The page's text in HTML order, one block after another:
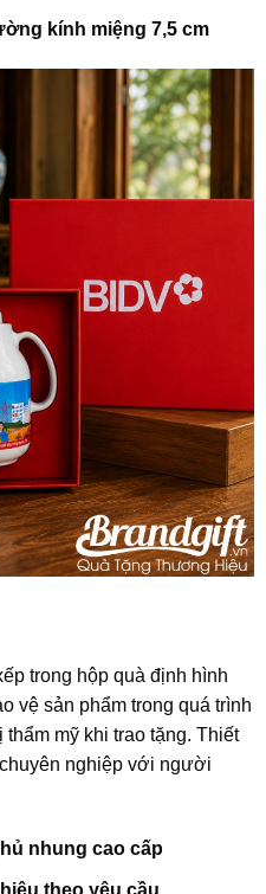
kính miệng 7,5 cm
trong hộp quà định hình
vệ sản phẩm trong quá trình
mỹ khi trao tặng. Thiết
nghiệp với người
nhung cao cấp
theo yêu cầu